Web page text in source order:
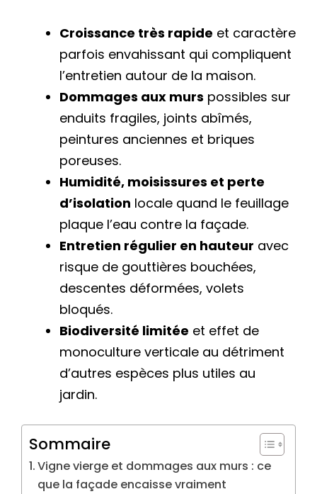
Croissance très rapide et caractère
parfois envahissant qui compliquent
l’entretien autour de la maison.
Dommages aux murs possibles sur
enduits fragiles, joints abîmés,
peintures anciennes et briques
poreuses.
Humidité, moisissures et perte
d’isolation locale quand le feuillage
plaque l’eau contre la façade.
Entretien régulier en hauteur avec
risque de gouttières bouchées,
descentes déformées, volets
bloqués.
Biodiversité limitée et effet de
monoculture verticale au détriment
d’autres espèces plus utiles au
jardin.
Sommaire
Vigne vierge et dommages aux murs : ce
que la façade encaisse vraiment